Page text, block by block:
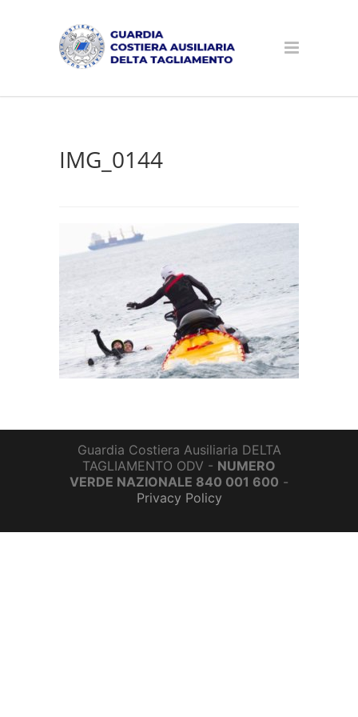
IMG_0144
Guardia Costiera Ausiliaria DELTA
TAGLIAMENTO ODV - NUMERO
VERDE NAZIONALE 840 001 600 -
Privacy Policy